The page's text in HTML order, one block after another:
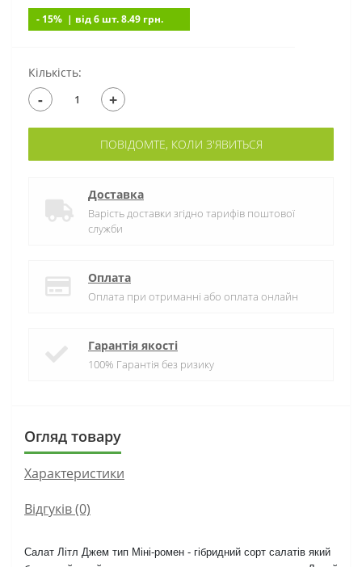
- 15% | вiд 6 шт. 8.49 грн.
Кількість:
- +
ПОВІДОМТЕ, КОЛИ З'ЯВИТЬСЯ
Доставка
Варість доставки згідно тарифів поштової
служби
Оплата
Оплата при отриманні або оплата онлайн
Гарантія якості
100% Гарантія без ризику
Огляд товару
Характеристики
Відгуків (0)
Салат Літл Джем тип Міні-ромен - гібридний сорт салатів який